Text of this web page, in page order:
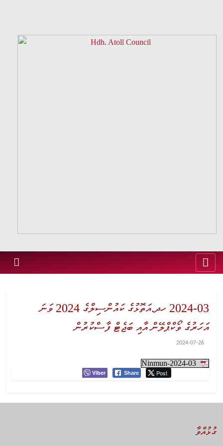
2024-03 ހދ.އަތޮޅުގެ ކައުންސިލްގެ 2024 ވަނަ
އަހަރުގެ ވޯކްޕްލޭން އާއި ބަޖެޓް ފާސްކުރުން
2024-07-26
Ninmun-2024-03
Viber Share Post
ގުޅުއްވާ